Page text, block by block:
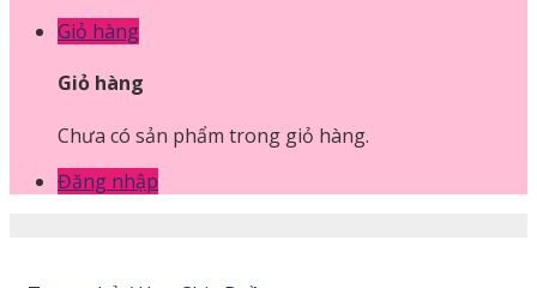
Giỏ hàng
Giỏ hàng
Chưa có sản phẩm trong giỏ hàng.
Đăng nhập